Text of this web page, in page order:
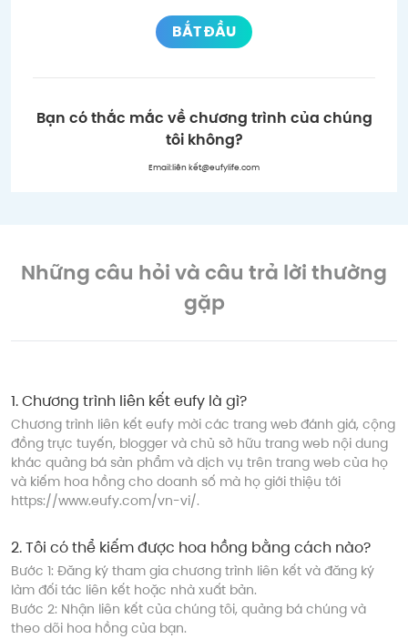
BẮT ĐẦU
Bạn có thắc mắc về chương trình của chúng
tôi không?
Email:liên kết@eufylife.com
Những câu hỏi và câu trả lời thường
gặp
1.Chương trình liên kết eufy là gì?
Chương trình liên kết eufy mời các trang web đánh giá, cộng
đồng trực tuyến, blogger và chủ sở hữu trang web nội dung
khác quảng bá sản phẩm và dịch vụ trên trang web của họ
và kiếm hoa hồng cho doanh số mà họ giới thiệu tới
https://www.eufy.com/vn-vi/.
2.Tôi có thể kiếm được hoa hồng bằng cách nào?
Bước 1: Đăng ký tham gia chương trình liên kết và đăng ký
làm đối tác liên kết hoặc nhà xuất bản.
Bước 2: Nhận liên kết của chúng tôi, quảng bá chúng và
theo dõi hoa hồng của bạn.